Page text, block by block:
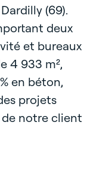
(69).
deux
et bureaux
4 933 m²,
en béton,
projets
notre client